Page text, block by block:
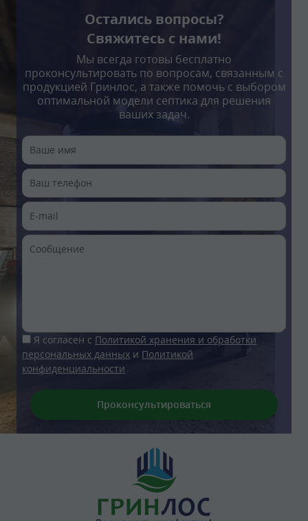
Остались вопросы?
Свяжитесь с нами!
Мы всегда готовы бесплатно
проконсультировать по вопросам, связанным с
продукцией Гринлос, а также помочь с выбором
оптимальной модели септика для решения
ваших задач.
Я согласен с Политикой хранения и обработки
персональных данных и Политикой
конфиденциальности